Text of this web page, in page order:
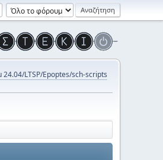
24.04/LTSP/Epoptes/sch-scripts